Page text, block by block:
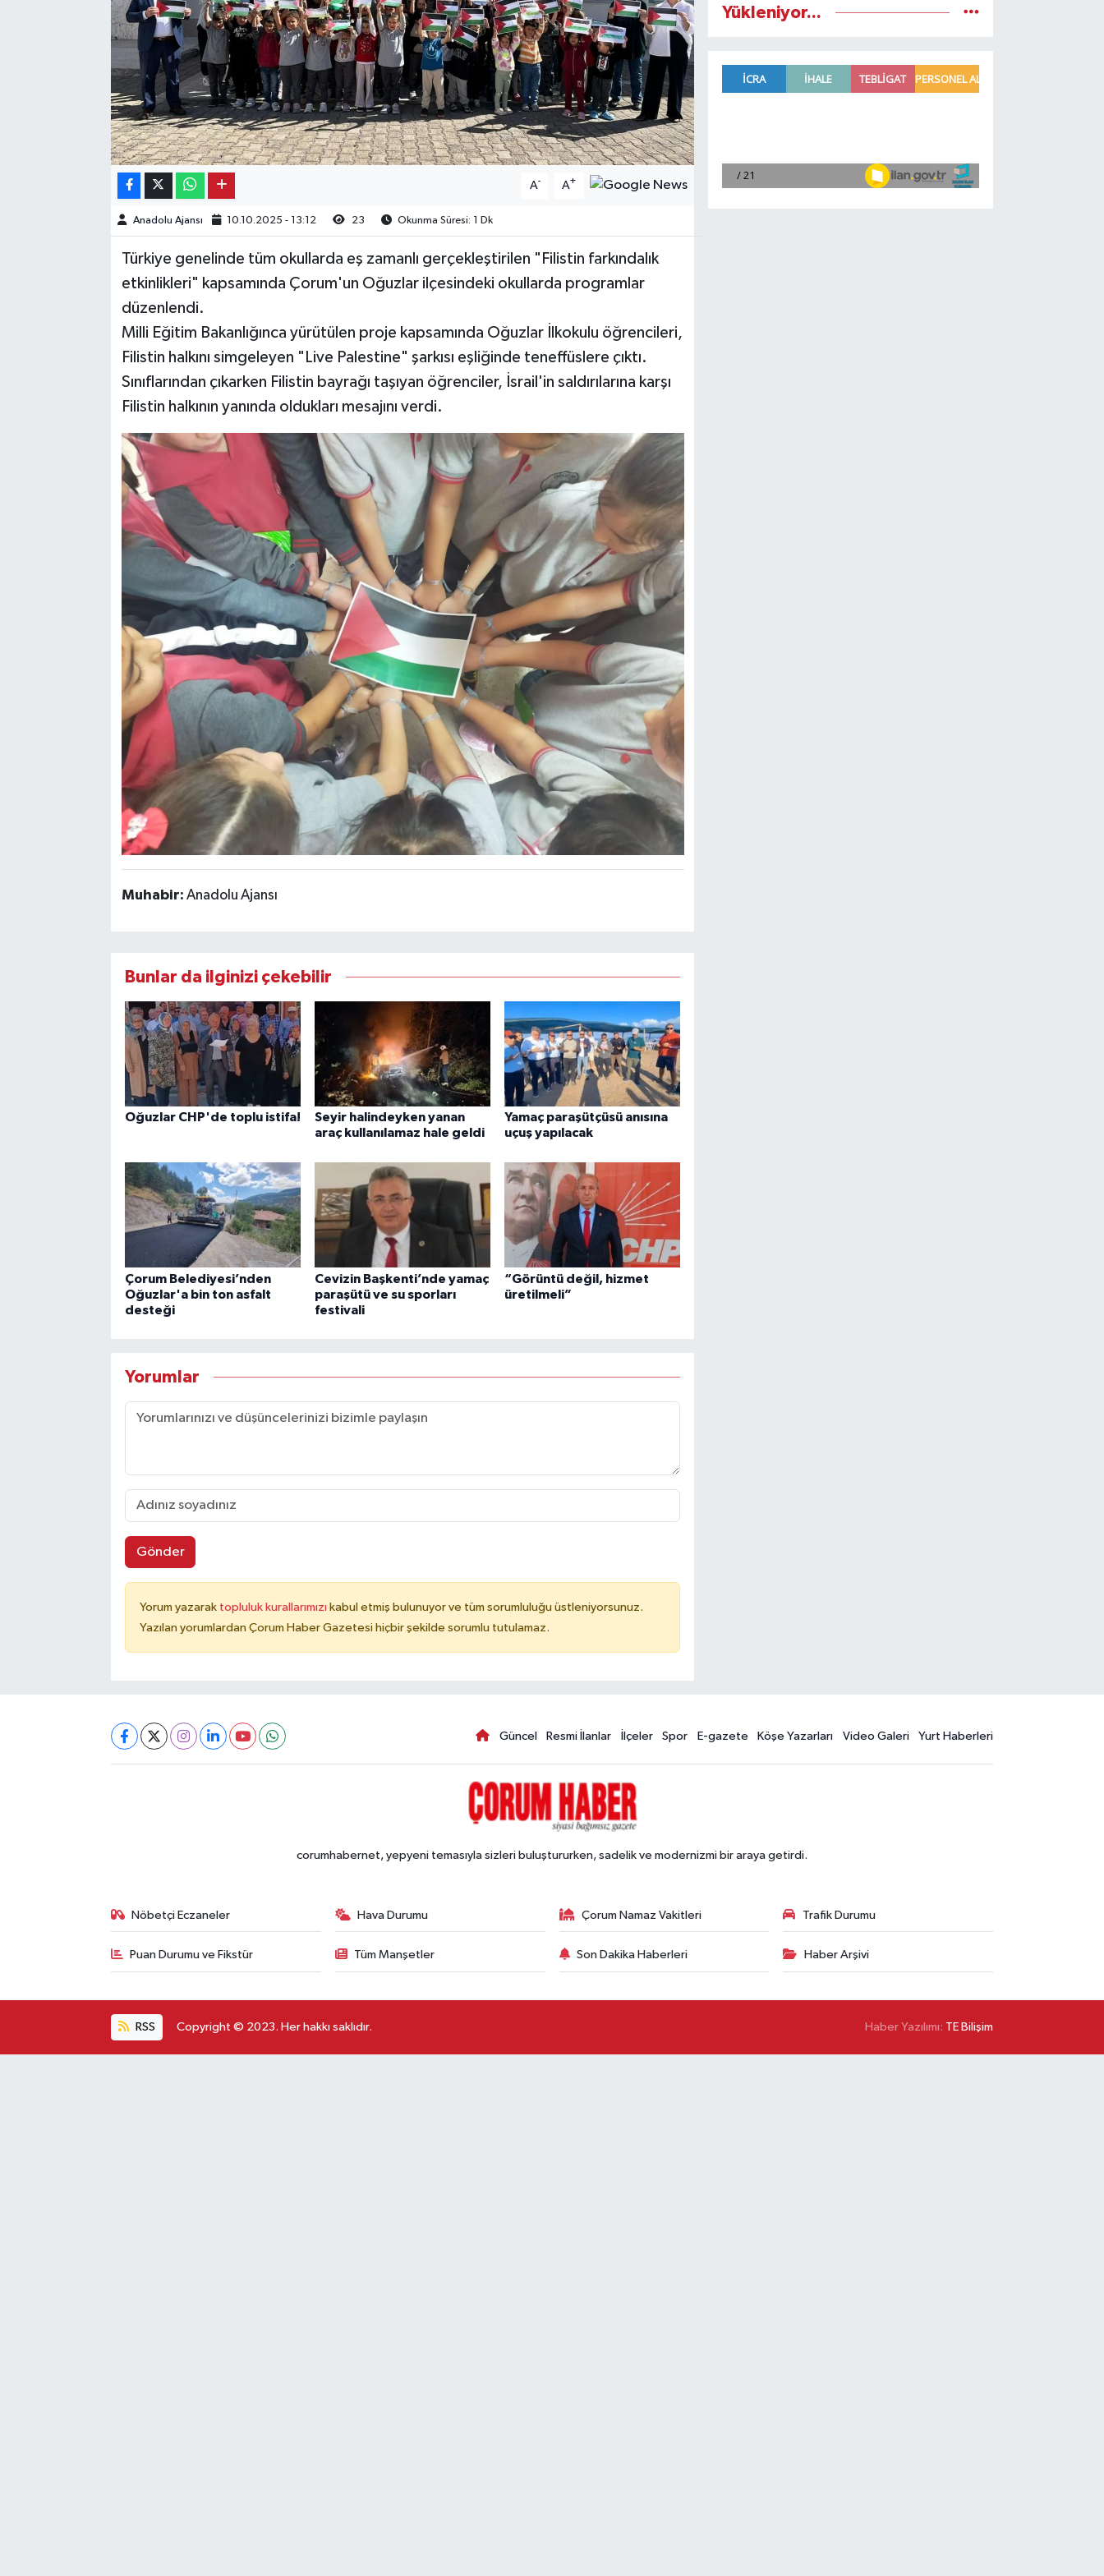
A- A+
Anadolu Ajansı 10.10.2025 - 13:12 23 Okunma Süresi: 1 Dk
Türkiye genelinde tüm okullarda eş zamanlı gerçekleştirilen "Filistin farkındalık
etkinlikleri" kapsamında Çorum'un Oğuzlar ilçesindeki okullarda programlar
düzenlendi.
Milli Eğitim Bakanlığınca yürütülen proje kapsamında Oğuzlar İlkokulu öğrencileri,
Filistin halkını simgeleyen "Live Palestine" şarkısı eşliğinde teneffüslere çıktı.
Sınıflarından çıkarken Filistin bayrağı taşıyan öğrenciler, İsrail'in saldırılarına karşı
Filistin halkının yanında oldukları mesajını verdi.
Muhabir: Anadolu Ajansı
Bunlar da ilginizi çekebilir
Oğuzlar CHP'de toplu istifa!
Seyir halindeyken yanan
araç kullanılamaz hale geldi
Yamaç paraşütçüsü anısına
uçuş yapılacak
Çorum Belediyesi’nden
Oğuzlar'a bin ton asfalt
desteği
Cevizin Başkenti’nde yamaç
paraşütü ve su sporları
festivali
“Görüntü değil, hizmet
üretilmeli”
Yorumlar
Gönder
Yorum yazarak topluluk kurallarımızı kabul etmiş bulunuyor ve tüm sorumluluğu üstleniyorsunuz.
Yazılan yorumlardan Çorum Haber Gazetesi hiçbir şekilde sorumlu tutulamaz.
Yükleniyor...
Güncel Resmi İlanlar İlçeler Spor E-gazete Köşe Yazarları Video Galeri Yurt Haberleri
corumhabernet, yepyeni temasıyla sizleri buluştururken, sadelik ve modernizmi bir araya getirdi.
Nöbetçi Eczaneler Hava Durumu Çorum Namaz Vakitleri Trafik Durumu
Puan Durumu ve Fikstür Tüm Manşetler Son Dakika Haberleri Haber Arşivi
RSS Copyright © 2023. Her hakkı saklıdır. Haber Yazılımı: TE Bilişim
Osmancık